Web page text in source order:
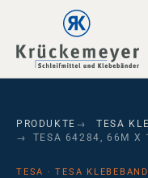
Skip to main navigation
Skip to main content
Skip to page footer
PRODUKTE
TESA
TESA 64284, 66M X
TESA · TESA KLEBEBAND